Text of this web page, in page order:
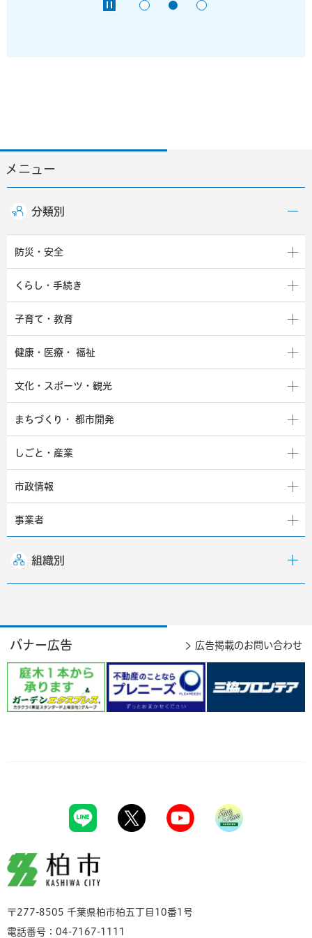
メニュー
分類別
防災・安全
くらし・手続き
子育て・教育
健康・医療・ 福祉
文化・スポーツ・観光
まちづくり・ 都市開発
しごと・産業
市政情報
事業者
組織別
バナー広告 広告掲載のお問い合わせ
柏市
〒277-8505 千葉県柏市柏五丁目10番1号
電話番号：04-7167-1111